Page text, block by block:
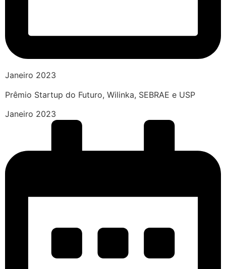
Janeiro 2023
Prêmio Startup do Futuro, Wilinka, SEBRAE e USP
Janeiro 2023